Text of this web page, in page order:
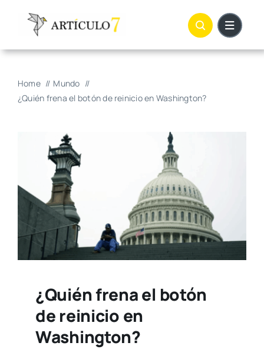
Home
Mundo
¿Quién frena el botón de reinicio en Washington?
¿Quién frena el botón
de reinicio en
Washington?